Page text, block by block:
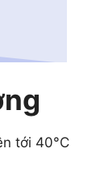
tới 40°C